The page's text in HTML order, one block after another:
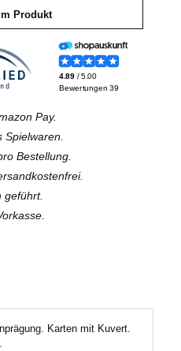
Produkt
Pay.
Spielwaren.
Bestellung.
geführt.
Karten mit Kuvert.